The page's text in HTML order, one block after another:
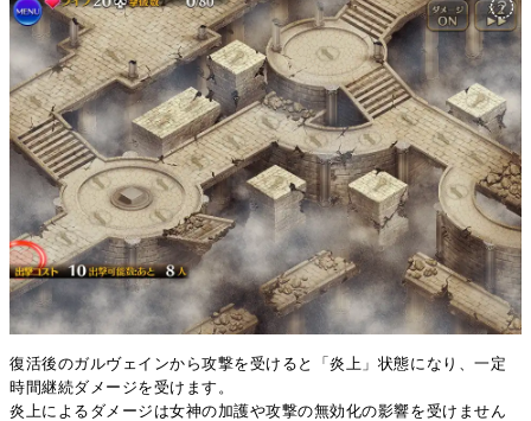
復活後のガルヴェインから攻撃を受けると「炎上」状態になり、一定
時間継続ダメージを受けます。
炎上によるダメージは女神の加護や攻撃の無効化の影響を受けません